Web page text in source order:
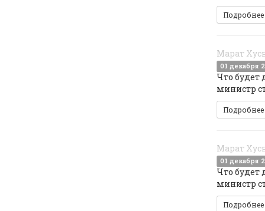
Подробнее
Марат
01 декабря
Что будет
министр
Подробнее
Марат
01 декабря
Что будет
министр
Подробнее